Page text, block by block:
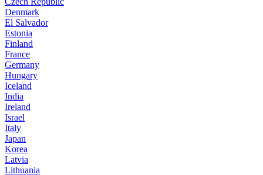
Denmark
El Salvador
Estonia
Finland
France
Germany
Hungary
Iceland
India
Ireland
Israel
Italy
Japan
Korea
Latvia
Lithuania